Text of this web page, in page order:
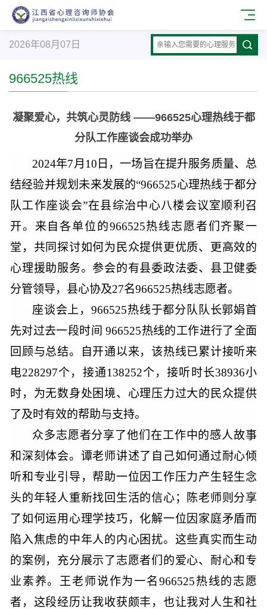
2026年08月07日
966525热线
凝聚爱心，共筑心灵防线 ——966525心理热线于都
分队工作座谈会成功举办
2024年7月10日，一场旨在提升服务质量、总
结经验并规划未来发展的“966525心理热线于都分
队工作座谈会”在县综治中心八楼会议室顺利召
开。来自各单位的966525热线志愿者们齐聚一
堂，共同探讨如何为民众提供更优质、更高效的
心理援助服务。参会的有县委政法委、县卫健委
分管领导，县心协及27名966525热线志愿者。
座谈会上，966525热线于都分队队长郭娟首
先对过去一段时间 966525热线的工作进行了全面
回顾与总结。自开通以来，该热线已累计接听来
电228297个，接通138252个，接听时长38936小
时，为无数身处困境、心理压力过大的民众提供
了及时有效的帮助与支持。
众多志愿者分享了他们在工作中的感人故事
和深刻体会。谭老师讲述了自己如何通过耐心倾
听和专业引导，帮助一位因工作压力产生轻生念
头的年轻人重新找回生活的信心；陈老师则分享
了如何运用心理学技巧，化解一位因家庭矛盾而
陷入焦虑的中年人的内心困扰。这些真实而生动
的案例，充分展示了志愿者们的爱心、耐心和专
业素养。王老师说作为一名966525热线的志愿
者，这段经历让我收获颇丰，也让我对人生和社